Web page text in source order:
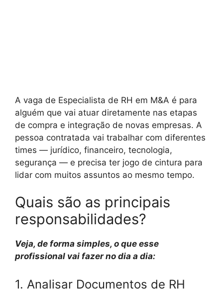
A vaga de Especialista de RH em M&A é para
alguém que vai atuar diretamente nas etapas
de compra e integração de novas empresas. A
pessoa contratada vai trabalhar com diferentes
times — jurídico, financeiro, tecnologia,
segurança — e precisa ter jogo de cintura para
lidar com muitos assuntos ao mesmo tempo.
Quais são as principais
responsabilidades?
Veja, de forma simples, o que esse
profissional vai fazer no dia a dia:
1. Analisar Documentos de RH